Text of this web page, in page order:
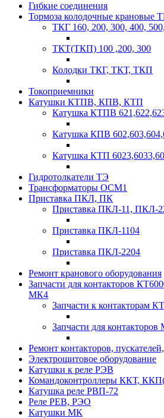
Гибкие соединения
Тормоза колодочные крановые
ТКГ 160, 200, 300, 400,
ТКТ(ТКП) 100 ,200, 300
Колодки ТКГ, ТКТ, ТКП
Токоприемники
Катушки КТПВ, КПВ, КТП
Катушка КТПВ
Катушка КПВ
Катушка КТП
Гидротолкатели ТЭ
Трансформаторы ОСМ1
Приставка ПКЛ, ПК
Приставка ПКЛ-11, ПКЛ-
Приставка ПКЛ-1104
Приставка ПКЛ-2204
Ремонт кранового оборудования
Запчасти для контакторов
МК4
Запчасти к контакторам
Запчасти для
Ремонт контакторов,
Электрощитовое оборудование
Катушки к реле РЭВ
Командоконтроллеры ККТ,
Катушка реле РВП-72
Реле РЕВ, РЭО
Катушки МК